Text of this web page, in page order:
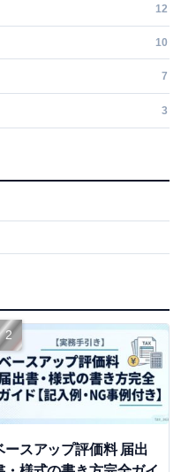
12
10
7
3
ースアップ評価料 届出